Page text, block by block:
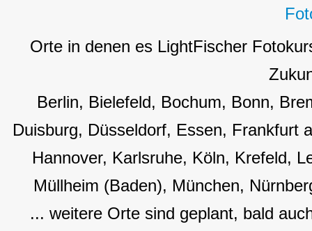
Orte in denen es LightFischer
Berlin, Bielefeld, Bochum, Bonn,
Duisburg, Düsseldorf, Essen, Frankfurt
Hannover, Karlsruhe, Köln, Krefeld,
Müllheim (Baden), München,
... weitere Orte sind geplant, bald